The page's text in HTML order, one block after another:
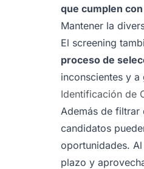
que cumplen
Mantener la
El screening
proceso de
inconscientes y
Identificación de
Además de filtrar
candidatos
oportunidades.
plazo y